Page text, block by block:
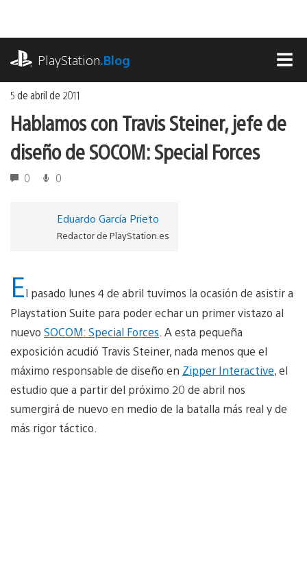
contenido
PlayStation.Blog
5 de abril de 2011
Hablamos con Travis Steiner, jefe de
diseño de SOCOM: Special Forces
0 0
Eduardo García Prieto
Redactor de PlayStation.es
El pasado lunes 4 de abril tuvimos la ocasión de asistir a
Playstation Suite para poder echar un primer vistazo al
nuevo SOCOM: Special Forces . A esta pequeña
exposición acudió Travis Steiner, nada menos que el
máximo responsable de diseño en Zipper Interactive, el
estudio que a partir del próximo 20 de abril nos
sumergirá de nuevo en medio de la batalla más real y de
más rigor táctico.